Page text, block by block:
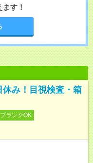
す！
み！目視検査・箱
ブランクOK